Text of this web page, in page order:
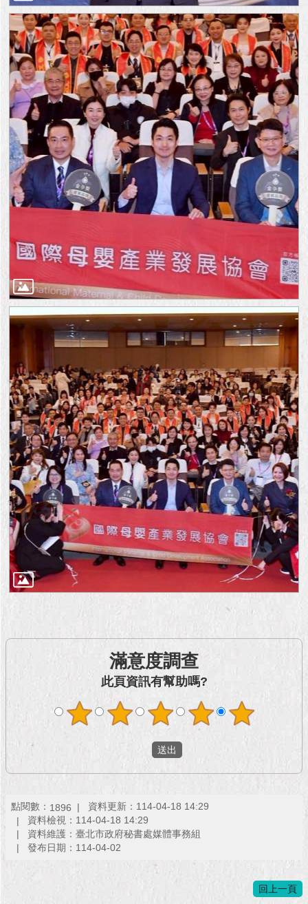
滿意度調查
此頁資訊有幫助嗎?
點閱數： 1896
資料更新：114-04-18 14:29
資料檢視：114-04-18 14:29
資料維護：臺北市政府秘書處媒體事務組
發布日期：114-04-02
回上一頁